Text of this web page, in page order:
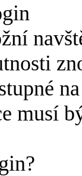
musí